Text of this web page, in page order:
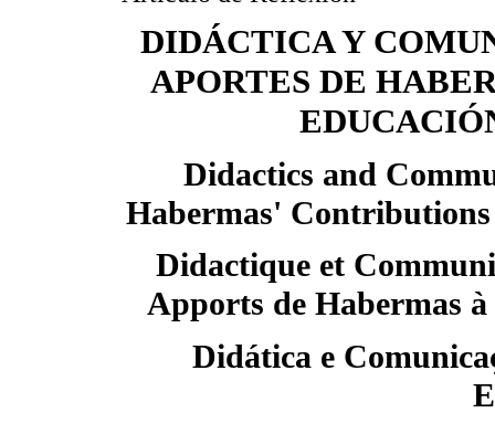
DIDÁCTICA Y
APORTES DE
Didactics and
Habermas'
Didactique et
Apports de Habermas
Didática e